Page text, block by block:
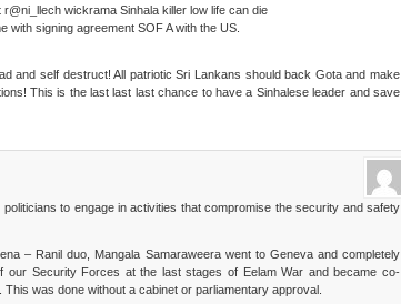
wickrama Sinhala killer low life can die
with signing agreement SOF A with the US.
and self destruct! All patriotic Sri Lankans should back Gota and make
This is the last last last chance to have a Sinhalese leader and save
to engage in activities that compromise the security and safety
– Ranil duo, Mangala Samaraweera went to Geneva and completely
Security Forces at the last stages of Eelam War and became co-
was done without a cabinet or parliamentary approval.